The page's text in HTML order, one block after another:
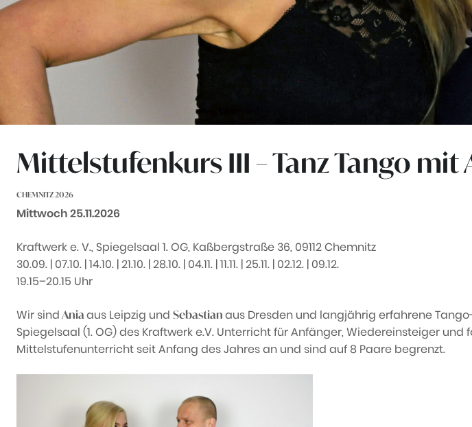
Mittelstufenkurs III – Tanz Tango mit
CHEMNITZ 2026
Datum:
Mittwoch 25.11.2026
Kraftwerk e. V., Spiegelsaal 1. OG, Kaßbergstraße 36, 09112 Chemnitz
30.09. | 07.10. | 14.10. | 21.10. | 28.10. | 04.11. | 11.11. | 25.11. | 02.12. | 09.12.
19.15–20.15 Uhr
Wir sind Aniaaus Leipzig und Sebastian aus Dresden und langjährig erfahrene
Spiegelsaal (1. OG) des Kraftwerk e.V. Unterricht für Anfänger, Wiedereinsteiger
Mittelstufenunterricht seit Anfang des Jahres an und sind auf 8 Paare begrenzt.